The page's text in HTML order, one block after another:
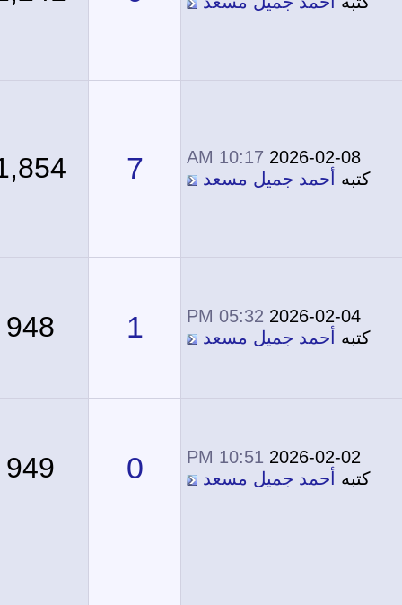
2026-02-08
10:17 AM
كتبهأحمد جميل مسعد 1,854
2026-02-04
05:32 PM
كتبهأحمد جميل مسعد 948
2026-02-02
10:51 PM
كتبهأحمد جميل مسعد 949